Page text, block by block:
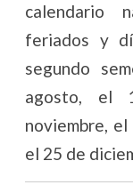
calendario
feriados y
segundo
agosto, el
noviembre,
el 25 de